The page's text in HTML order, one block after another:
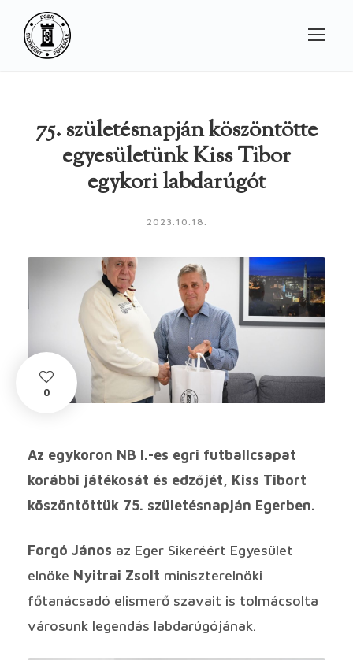
75. születésnapján köszöntötte
egyesületünk Kiss Tibor
egykori labdarúgót
2023.10.18.
0
Az egykoron NB I.-es egri futballcsapat
korábbi játékosát és edzőjét, Kiss Tibort
köszöntöttük 75. születésnapján Egerben.
Forgó János az Eger Sikeréért Egyesület
elnöke Nyitrai Zsolt miniszterelnöki
főtanácsadó elismerő szavait is tolmácsolta
városunk legendás labdarúgójának.